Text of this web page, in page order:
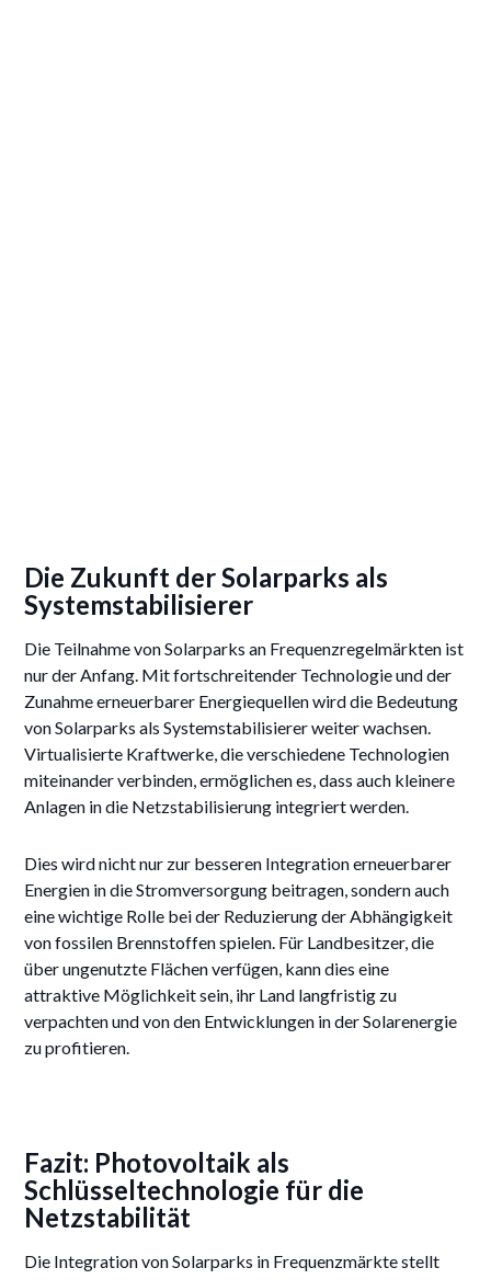
Die Zukunft der Solarparks als
Systemstabilisierer
Die Teilnahme von Solarparks an Frequenzregelmärkten ist
nur der Anfang. Mit fortschreitender Technologie und der
Zunahme erneuerbarer Energiequellen wird die Bedeutung
von Solarparks als Systemstabilisierer weiter wachsen.
Virtualisierte Kraftwerke, die verschiedene Technologien
miteinander verbinden, ermöglichen es, dass auch kleinere
Anlagen in die Netzstabilisierung integriert werden.
Dies wird nicht nur zur besseren Integration erneuerbarer
Energien in die Stromversorgung beitragen, sondern auch
eine wichtige Rolle bei der Reduzierung der Abhängigkeit
von fossilen Brennstoffen spielen. Für Landbesitzer, die
über ungenutzte Flächen verfügen, kann dies eine
attraktive Möglichkeit sein, ihr Land langfristig zu
verpachten und von den Entwicklungen in der Solarenergie
zu profitieren.
Fazit: Photovoltaik als
Schlüsseltechnologie für die
Netzstabilität
Die Integration von Solarparks in Frequenzmärkte stellt